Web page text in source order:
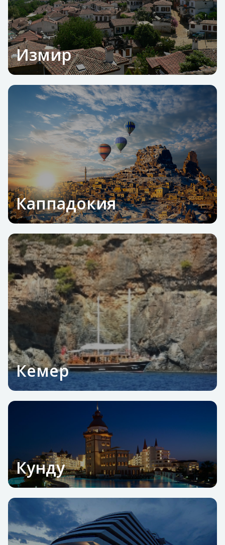
Измир
Каппадокия
Кемер
Кунду